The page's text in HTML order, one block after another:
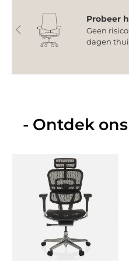
Vorige
Probeer
Geen
dagen
- Ontdek